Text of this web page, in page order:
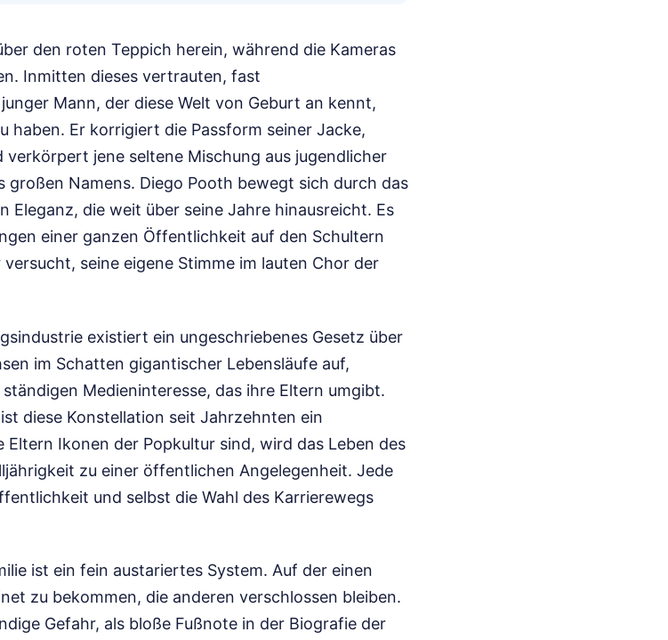
den roten Teppich herein, während die Kameras
Inmitten dieses vertrauten, fast
Mann, der diese Welt von Geburt an kennt,
haben. Er korrigiert die Passform seiner Jacke,
jene seltene Mischung aus jugendlicher
Namens. Diego Pooth bewegt sich durch das
die weit über seine Jahre hinausreicht. Es
einer ganzen Öffentlichkeit auf den Schultern
seine eigene Stimme im lauten Chor der
existiert ein ungeschriebenes Gesetz über
im Schatten gigantischer Lebensläufe auf,
Medieninteresse, das ihre Eltern umgibt.
diese Konstellation seit Jahrzehnten ein
Eltern Ikonen der Popkultur sind, wird das Leben des
zu einer öffentlichen Angelegenheit. Jede
und selbst die Wahl des Karrierewegs
ist ein fein austariertes System. Auf der einen
zu bekommen, die anderen verschlossen bleiben.
Gefahr, als bloße Fußnote in der Biografie der